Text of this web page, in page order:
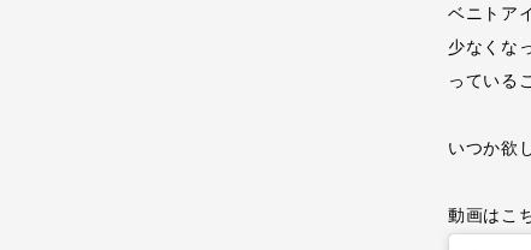
ベニトア
少なくな
っている
いつか欲
動画はこ